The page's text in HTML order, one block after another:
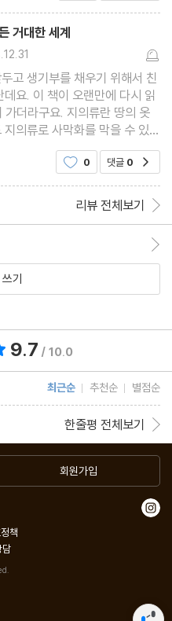
거대한 세계
고 생기부를 채우기 위해서 친
요. 이 책이 오랜만에 다시 읽
더라구요. 지의류란 땅의 옷
의류로 사막화를 막을 수 있지
고 실험도 했던 기억이 있습니
류에 대
0 댓글 0
리뷰 전체보기
기
9.7 / 10.0
최근순 추천순 별점순
한줄평 전체보기
회원가입
책